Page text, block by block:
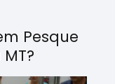
Pesque